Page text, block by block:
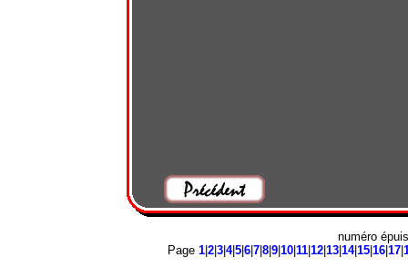
numéro
Page 1| 2| 3| 4|5| 6| 7| 8| 9| 10| 11| 12| 13| 14|15| 16| 17|